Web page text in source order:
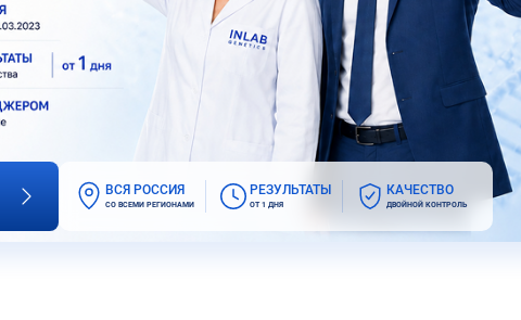
ВСЯ РОССИЯ
СО ВСЕМИ РЕГИОНАМИ
РЕЗУЛЬТАТЫ
ОТ 1 ДНЯ
КАЧЕСТВО
ДВОЙНОЙ КОНТРОЛЬ